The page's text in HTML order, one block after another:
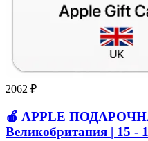
2062 ₽
🍎 APPLE
Великобритания | 15